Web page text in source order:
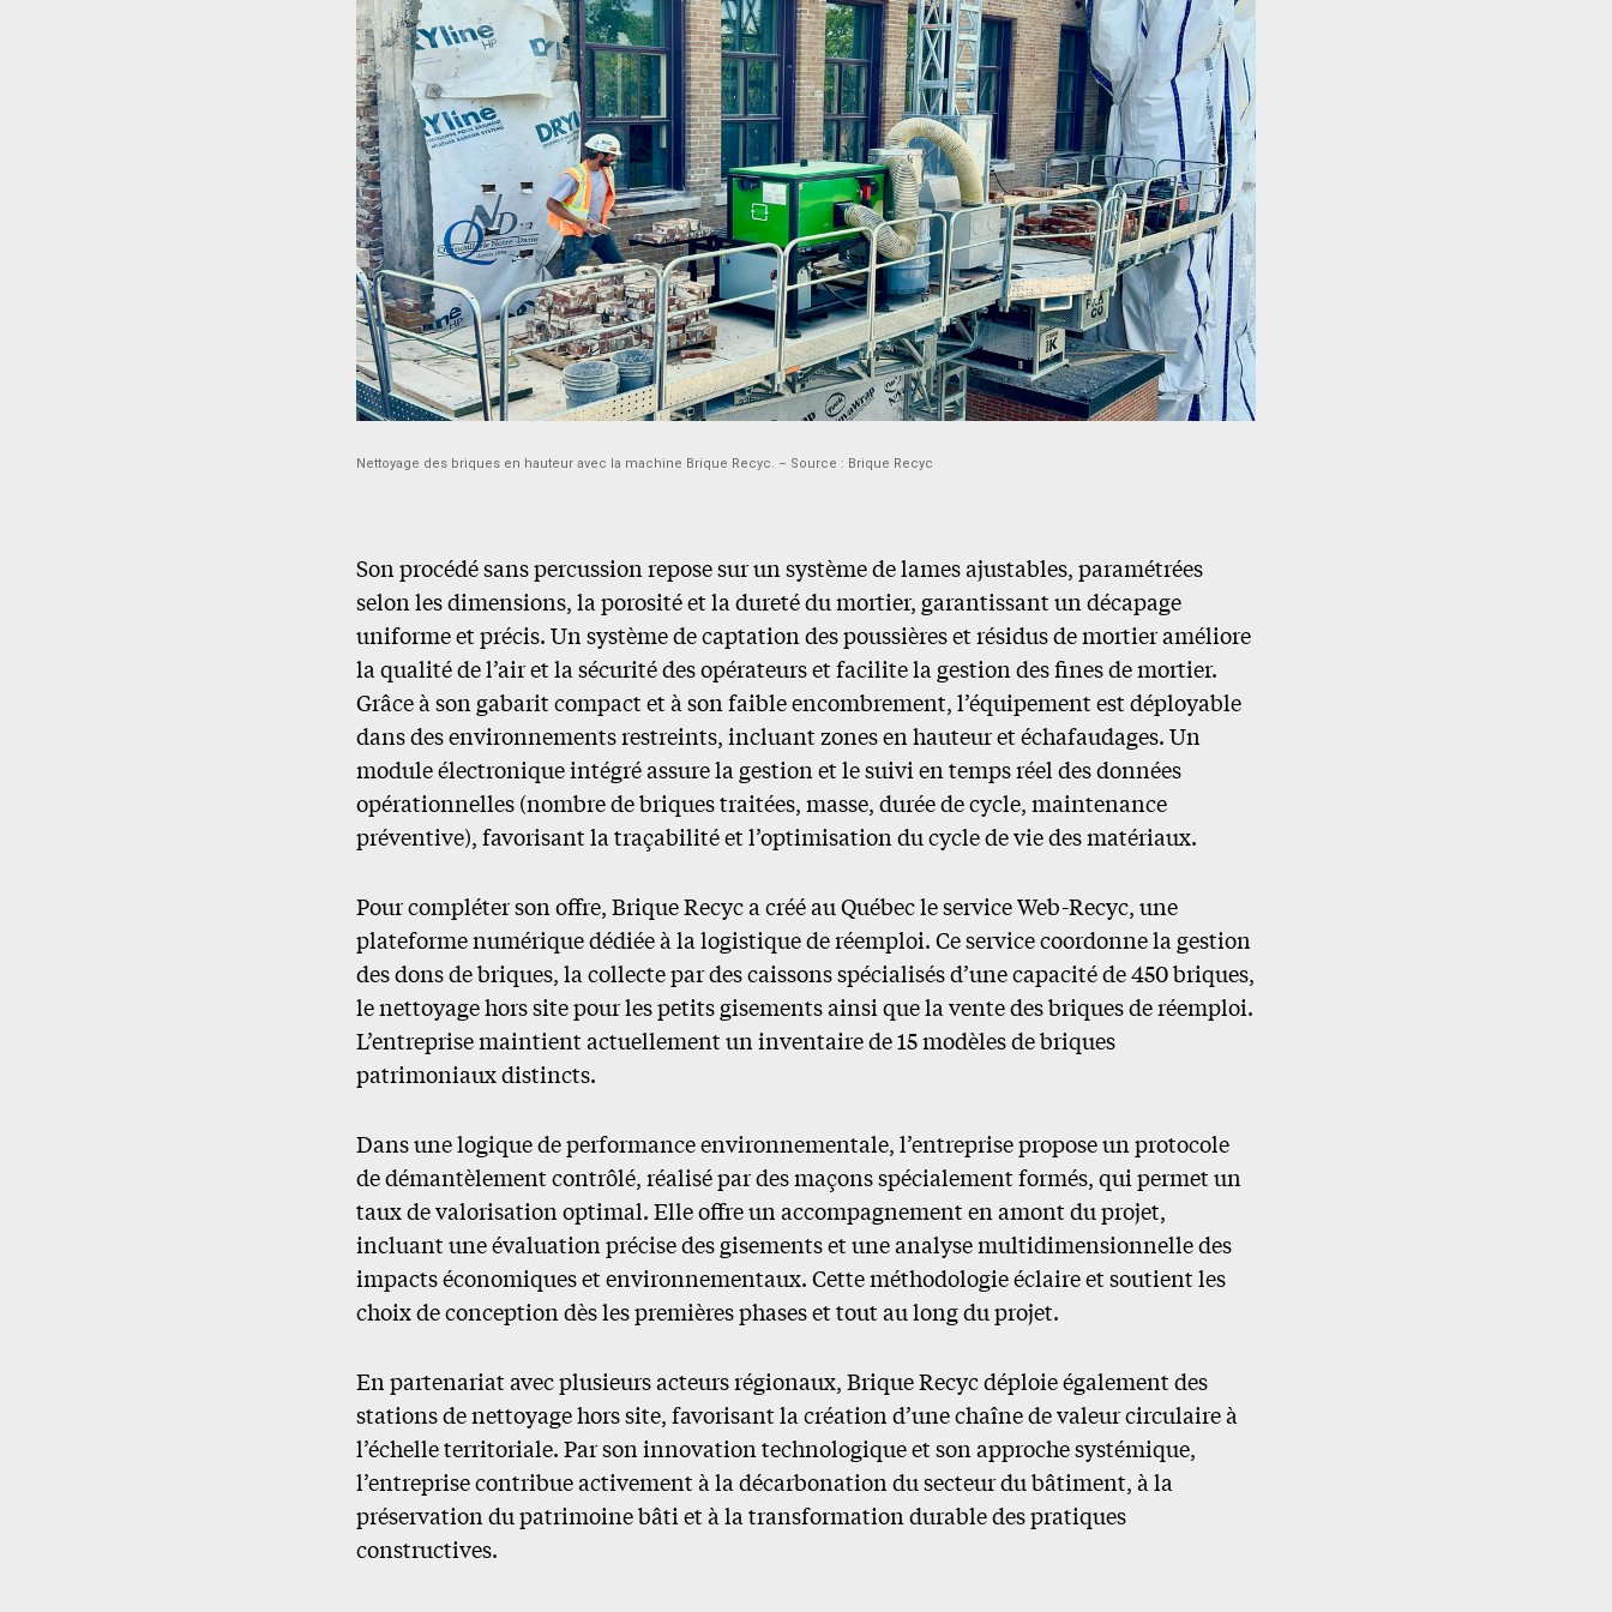
Nettoyage des briques en hauteur avec la machine Brique Recyc. – Source : Brique Recyc
Son procédé sans percussion repose sur un système de lames ajustables, paramétrées
selon les dimensions, la porosité et la dureté du mortier, garantissant un décapage
uniforme et précis. Un système de captation des poussières et résidus de mortier améliore
la qualité de l’air et la sécurité des opérateurs et facilite la gestion des fines de mortier.
Grâce à son gabarit compact et à son faible encombrement, l’équipement est déployable
dans des environnements restreints, incluant zones en hauteur et échafaudages. Un
module électronique intégré assure la gestion et le suivi en temps réel des données
opérationnelles (nombre de briques traitées, masse, durée de cycle, maintenance
préventive), favorisant la traçabilité et l’optimisation du cycle de vie des matériaux.
Pour compléter son offre, Brique Recyc a créé au Québec le service Web-Recyc, une
plateforme numérique dédiée à la logistique de réemploi. Ce service coordonne la gestion
des dons de briques, la collecte par des caissons spécialisés d’une capacité de 450 briques,
le nettoyage hors site pour les petits gisements ainsi que la vente des briques de réemploi.
L’entreprise maintient actuellement un inventaire de 15 modèles de briques
patrimoniaux distincts.
Dans une logique de performance environnementale, l’entreprise propose un protocole
de démantèlement contrôlé, réalisé par des maçons spécialement formés, qui permet un
taux de valorisation optimal. Elle offre un accompagnement en amont du projet,
incluant une évaluation précise des gisements et une analyse multidimensionnelle des
impacts économiques et environnementaux. Cette méthodologie éclaire et soutient les
choix de conception dès les premières phases et tout au long du projet.
En partenariat avec plusieurs acteurs régionaux, Brique Recyc déploie également des
stations de nettoyage hors site, favorisant la création d’une chaîne de valeur circulaire à
l’échelle territoriale. Par son innovation technologique et son approche systémique,
l’entreprise contribue activement à la décarbonation du secteur du bâtiment, à la
préservation du patrimoine bâti et à la transformation durable des pratiques
constructives.